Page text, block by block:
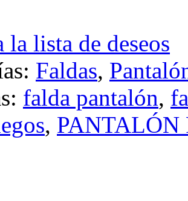
la lista de deseos
Faldas,
falda pantalón,
, PANTALÓN